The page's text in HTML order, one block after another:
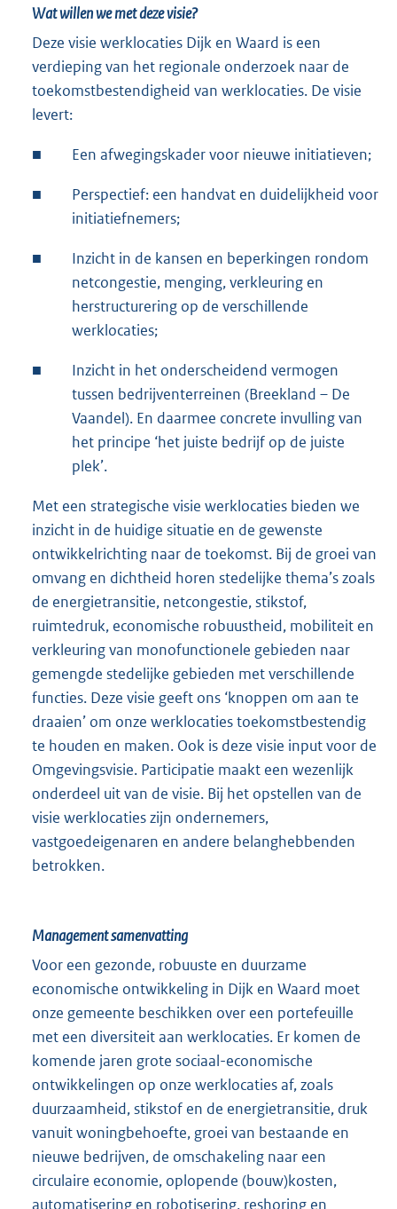
Wat willen we met deze visie?
Deze visie werklocaties Dijk en Waard is een
verdieping van het regionale onderzoek naar de
toekomstbestendigheid van werklocaties. De visie
levert:
■ Een afwegingskader voor nieuwe initiatieven;
■
Perspectief: een handvat en duidelijkheid voor
initiatiefnemers;
■
Inzicht in de kansen en beperkingen rondom
netcongestie, menging, verkleuring en
herstructurering op de verschillende
werklocaties;
■
Inzicht in het onderscheidend vermogen
tussen bedrijventerreinen (Breekland – De
Vaandel). En daarmee concrete invulling van
het principe ‘het juiste bedrijf op de juiste
plek’.
Met een strategische visie werklocaties bieden we
inzicht in de huidige situatie en de gewenste
ontwikkelrichting naar de toekomst. Bij de groei van
omvang en dichtheid horen stedelijke thema’s zoals
de energietransitie, netcongestie, stikstof,
ruimtedruk, economische robuustheid, mobiliteit en
verkleuring van monofunctionele gebieden naar
gemengde stedelijke gebieden met verschillende
functies. Deze visie geeft ons ‘knoppen om aan te
draaien’ om onze werklocaties toekomstbestendig
te houden en maken. Ook is deze visie input voor de
Omgevingsvisie. Participatie maakt een wezenlijk
onderdeel uit van de visie. Bij het opstellen van de
visie werklocaties zijn ondernemers,
vastgoedeigenaren en andere belanghebbenden
betrokken.
Management samenvatting
Voor een gezonde, robuuste en duurzame
economische ontwikkeling in Dijk en Waard moet
onze gemeente beschikken over een portefeuille
met een diversiteit aan werklocaties. Er komen de
komende jaren grote sociaal-economische
ontwikkelingen op onze werklocaties af, zoals
duurzaamheid, stikstof en de energietransitie, druk
vanuit woningbehoefte, groei van bestaande en
nieuwe bedrijven, de omschakeling naar een
circulaire economie, oplopende (bouw)kosten,
automatisering en robotisering, reshoring en